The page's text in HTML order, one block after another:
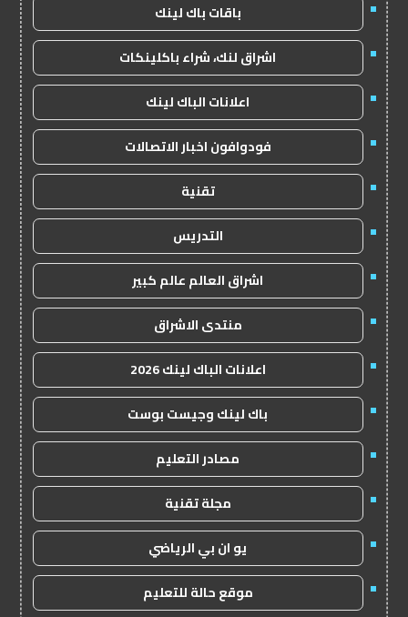
باقات باك لينك
اشراق لنك، شراء باكلينكات
اعلانات الباك لينك
فودوافون اخبار الاتصالات
تقنية
التدريس
اشراق العالم عالم كبير
منتدى الاشراق
اعلانات الباك لينك 2026
باك لينك وجيست بوست
مصادر التعليم
مجلة تقنية
يو ان بي الرياضي
موقع حالة للتعليم